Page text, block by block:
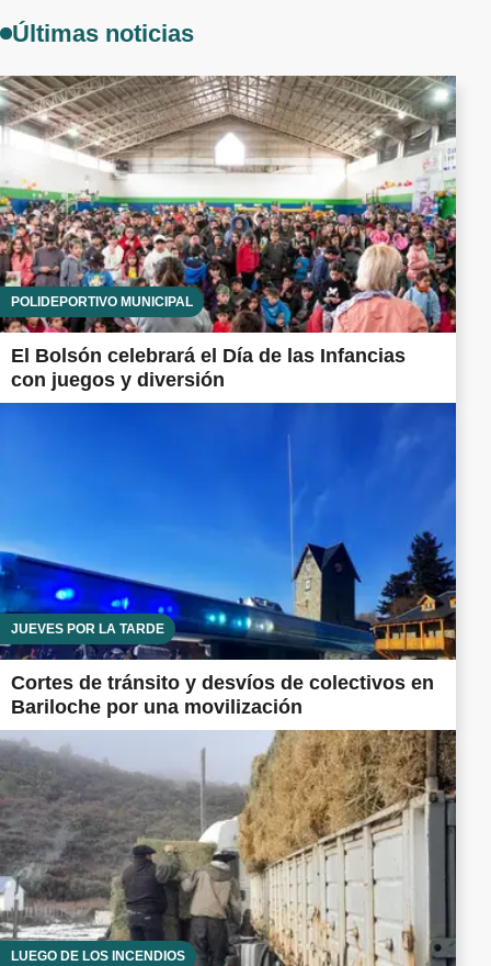
Últimas noticias
POLIDEPORTIVO MUNICIPAL
El Bolsón celebrará el Día de las Infancias
con juegos y diversión
JUEVES POR LA TARDE
Cortes de tránsito y desvíos de colectivos en
Bariloche por una movilización
LUEGO DE LOS INCENDIOS